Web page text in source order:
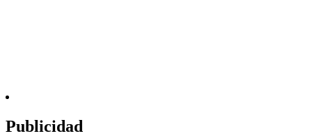
Publicidad